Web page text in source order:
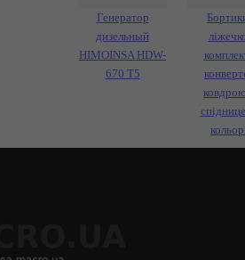
Генератор
дизельный
HIMOINSA HDW-
670 T5